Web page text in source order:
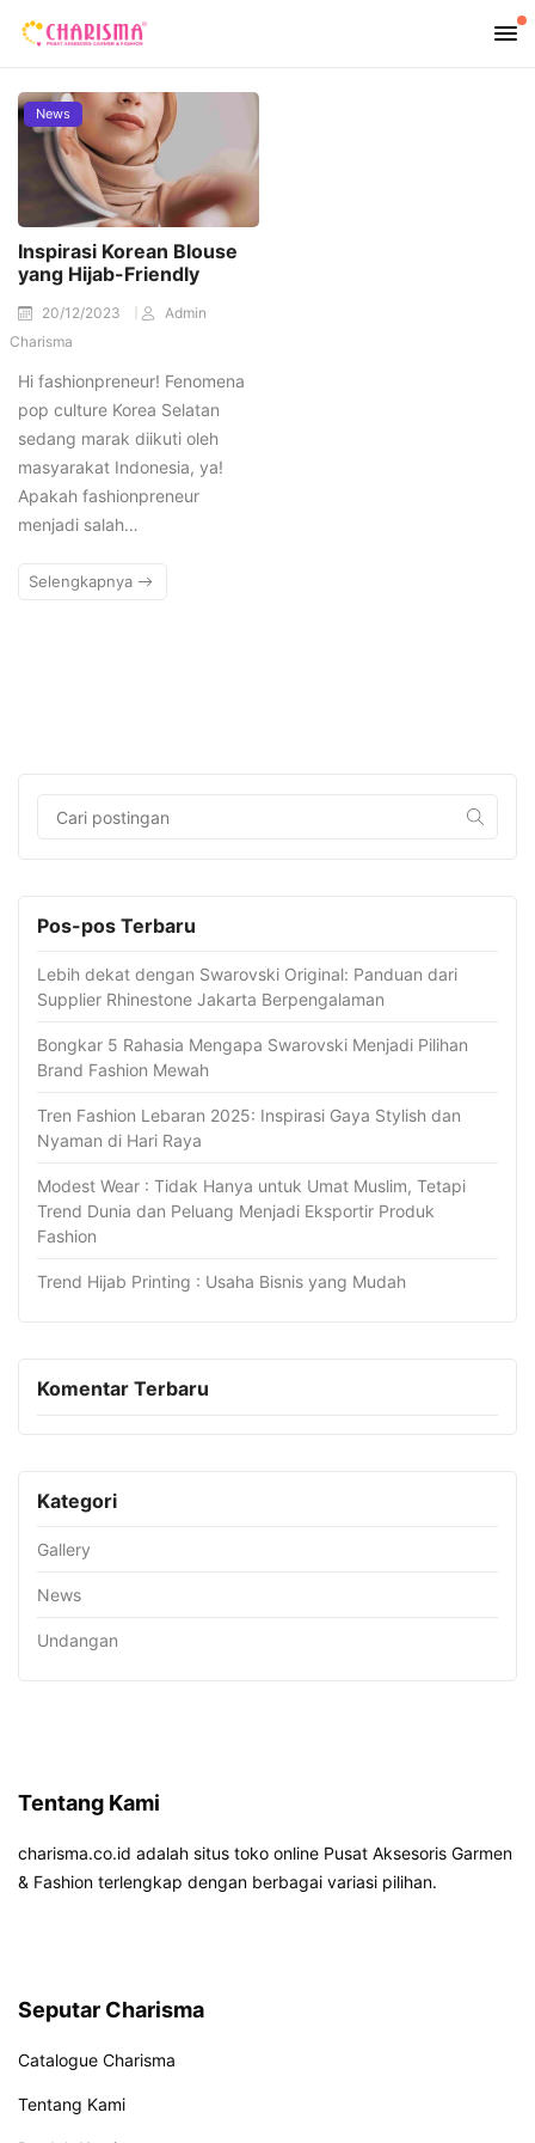
News
Inspirasi Korean Blouse
yang Hijab-Friendly
20/12/2023
Admin
Charisma
Hi fashionpreneur! Fenomena
pop culture Korea Selatan
sedang marak diikuti oleh
masyarakat Indonesia, ya!
Apakah fashionpreneur
menjadi salah…
Selengkapnya
Pos-pos Terbaru
Lebih dekat dengan Swarovski Original: Panduan dari
Supplier Rhinestone Jakarta Berpengalaman
Bongkar 5 Rahasia Mengapa Swarovski Menjadi Pilihan
Brand Fashion Mewah
Tren Fashion Lebaran 2025: Inspirasi Gaya Stylish dan
Nyaman di Hari Raya
Modest Wear : Tidak Hanya untuk Umat Muslim, Tetapi
Trend Dunia dan Peluang Menjadi Eksportir Produk
Fashion
Trend Hijab Printing : Usaha Bisnis yang Mudah
Komentar Terbaru
Kategori
Gallery
News
Undangan
Tentang Kami
charisma.co.id adalah situs toko online Pusat Aksesoris Garmen
& Fashion terlengkap dengan berbagai variasi pilihan.
Seputar Charisma
Catalogue Charisma
Tentang Kami